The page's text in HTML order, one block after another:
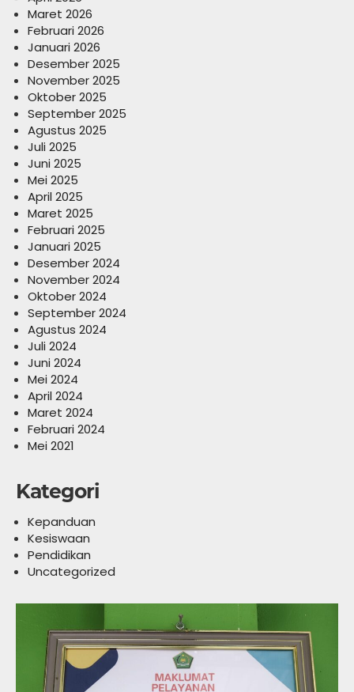
Maret 2026
Februari 2026
Januari 2026
Desember 2025
November 2025
Oktober 2025
September 2025
Agustus 2025
Juli 2025
Juni 2025
Mei 2025
April 2025
Maret 2025
Februari 2025
Januari 2025
Desember 2024
November 2024
Oktober 2024
September 2024
Agustus 2024
Juli 2024
Juni 2024
Mei 2024
April 2024
Maret 2024
Februari 2024
Mei 2021
Kategori
Kepanduan
Kesiswaan
Pendidikan
Uncategorized